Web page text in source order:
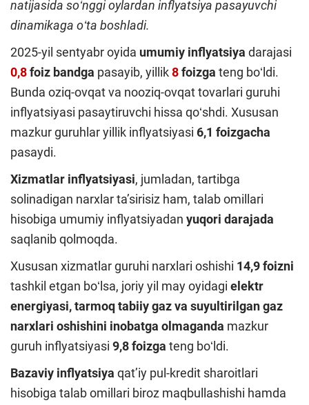
natijasida soʻnggi oylardan inflyatsiya pasayuvchi
dinamikaga oʻta boshladi.
2025-yil sentyabr oyida umumiy inflyatsiya darajasi
0,8foiz bandga pasayib, yillik8foizga teng boʻldi.
Bunda oziq-ovqat va nooziq-ovqat tovarlari guruhi
inflyatsiyasi pasaytiruvchi hissa qoʻshdi. Xususan
mazkur guruhlar yillik inflyatsiyasi 6,1 foizgacha
pasaydi.
Xizmatlar inflyatsiyasi, jumladan, tartibga
solinadigan narxlar taʼsirisiz ham, talab omillari
hisobiga umumiy inflyatsiyadan yuqori darajada
saqlanib qolmoqda.
Xususan xizmatlar guruhi narxlari oshishi 14,9 foizni
tashkil etgan boʻlsa, joriy yil may oyidagi elektr
energiyasi, tarmoq tabiiy gaz va suyultirilgan gaz
narxlari oshishini inobatga olmaganda mazkur
guruh inflyatsiyasi 9,8 foizga teng boʻldi.
Bazaviy inflyatsiya qatʼiy pul-kredit sharoitlari
hisobiga talab omillari biroz maqbullashishi hamda